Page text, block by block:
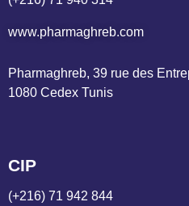
www.pharmaghreb.com
Pharmaghreb, 39 rue des
1080 Cedex Tunis
CIP
(+216) 71 942 844